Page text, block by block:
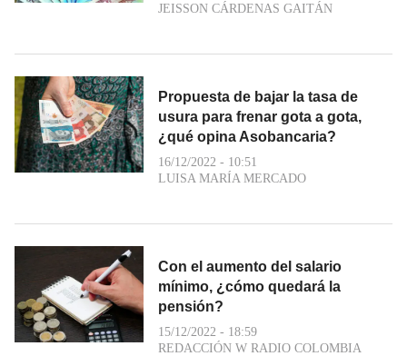
JEISSON CÁRDENAS GAITÁN
Propuesta de bajar la tasa de
usura para frenar gota a gota,
¿qué opina Asobancaria?
16/12/2022 - 10:51
LUISA MARÍA MERCADO
Con el aumento del salario
mínimo, ¿cómo quedará la
pensión?
15/12/2022 - 18:59
REDACCIÓN W RADIO COLOMBIA